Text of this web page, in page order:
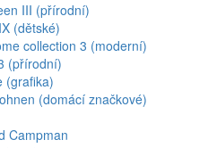
III (přírodní)
(dětské)
collection 3 (moderní)
(přírodní)
(grafika)
(domácí značkové)
Campman